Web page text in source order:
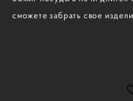
сможете забрать свое